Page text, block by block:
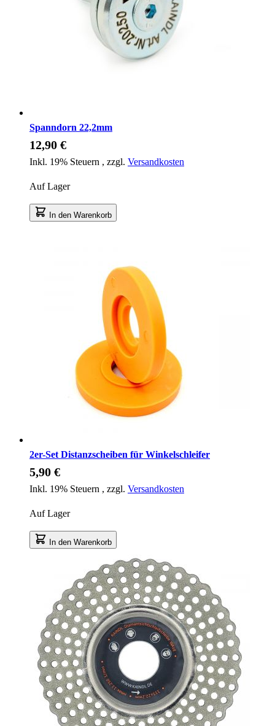
Spanndorn 22,2mm
12,90 €
Inkl. 19% Steuern , zzgl. Versandkosten
Auf Lager
In den Warenkorb
2er-Set Distanzscheiben für Winkelschleifer
5,90 €
Inkl. 19% Steuern , zzgl. Versandkosten
Auf Lager
In den Warenkorb